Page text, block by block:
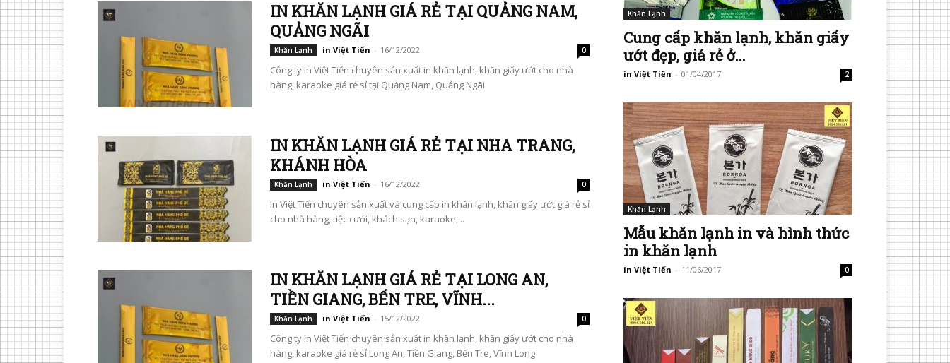
IN KHĂN LẠNH GIÁ RẺ TẠI QUẢNG NAM,
QUẢNG NGÃI
Khăn Lạnh in Việt Tiến - 16/12/2022 0
Công ty In Việt Tiến chuyên sản xuất in khăn lạnh, khăn giấy ướt cho nhà
hàng, karaoke giá rẻ sỉ tại Quảng Nam, Quảng Ngãi
IN KHĂN LẠNH GIÁ RẺ TẠI NHA TRANG,
KHÁNH HÒA
Khăn Lạnh in Việt Tiến - 16/12/2022 0
In Việt Tiến chuyên sản xuất và cung cấp in khăn lạnh, khăn giấy ướt giá rẻ sỉ
cho nhà hàng, tiệc cưới, khách sạn, karaoke,...
IN KHĂN LẠNH GIÁ RẺ TẠI LONG AN,
TIỀN GIANG, BẾN TRE, VĨNH...
Khăn Lạnh in Việt Tiến - 15/12/2022 0
Công ty In Việt Tiến chuyên sản xuất in khăn lạnh, khăn giấy ướt cho nhà
hàng, karaoke giá rẻ sỉ Long An, Tiền Giang, Bến Tre, Vĩnh Long
Khăn Lạnh
Cung cấp khăn lạnh, khăn giấy
ướt đẹp, giá rẻ ở...
in Việt Tiến - 01/04/2017 2
Khăn Lạnh
Mẫu khăn lạnh in và hình thức
in khăn lạnh
in Việt Tiến - 11/06/2017 0